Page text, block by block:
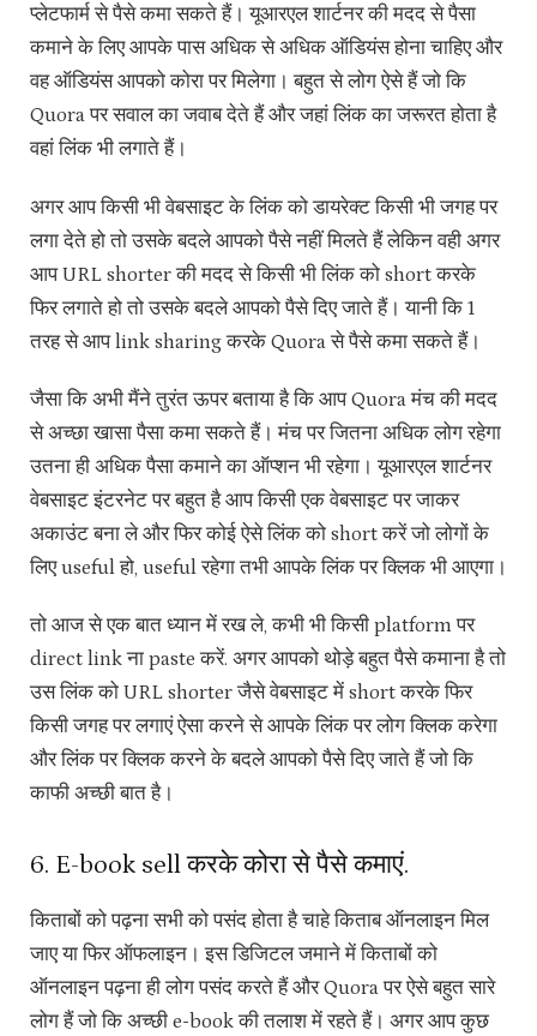
प्लेटफार्म से पैसे कमा सकते हैं। यूआरएल शार्टनर की मदद से पैसा
कमाने के लिए आपके पास अधिक से अधिक ऑडियंस होना चाहिए और
वह ऑडियंस आपको कोरा पर मिलेगा। बहुत से लोग ऐसे हैं जो कि
Quora पर सवाल का जवाब देते हैं और जहां लिंक का जरूरत होता है
वहां लिंक भी लगाते हैं।
अगर आप किसी भी वेबसाइट के लिंक को डायरेक्ट किसी भी जगह पर
लगा देते हो तो उसके बदले आपको पैसे नहीं मिलते हैं लेकिन वही अगर
आप URL shorter की मदद से किसी भी लिंक को short करके
फिर लगाते हो तो उसके बदले आपको पैसे दिए जाते हैं। यानी कि 1
तरह से आप link sharing करके Quora से पैसे कमा सकते हैं।
जैसा कि अभी मैंने तुरंत ऊपर बताया है कि आप Quora मंच की मदद
से अच्छा खासा पैसा कमा सकते हैं। मंच पर जितना अधिक लोग रहेगा
उतना ही अधिक पैसा कमाने का ऑप्शन भी रहेगा। यूआरएल शार्टनर
वेबसाइट इंटरनेट पर बहुत है आप किसी एक वेबसाइट पर जाकर
अकाउंट बना ले और फिर कोई ऐसे लिंक को short करें जो लोगों के
लिए useful हो, useful रहेगा तभी आपके लिंक पर क्लिक भी आएगा।
तो आज से एक बात ध्यान में रख ले, कभी भी किसी platform पर
direct link ना paste करें. अगर आपको थोड़े बहुत पैसे कमाना है तो
उस लिंक को URL shorter जैसे वेबसाइट में short करके फिर
किसी जगह पर लगाएं ऐसा करने से आपके लिंक पर लोग क्लिक करेगा
और लिंक पर क्लिक करने के बदले आपको पैसे दिए जाते हैं जो कि
काफी अच्छी बात है।
6. E-book sell करके कोरा से पैसे कमाएं.
किताबों को पढ़ना सभी को पसंद होता है चाहे किताब ऑनलाइन मिल
जाए या फिर ऑफलाइन। इस डिजिटल जमाने में किताबों को
ऑनलाइन पढ़ना ही लोग पसंद करते हैं और Quora पर ऐसे बहुत सारे
लोग हैं जो कि अच्छी e-book की तलाश में रहते हैं। अगर आप कुछ